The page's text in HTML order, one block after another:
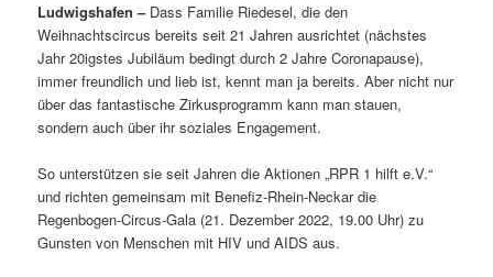
Ludwigshafen – Dass Familie Riedesel, die den
Weihnachtscircus bereits seit 21 Jahren ausrichtet (nächstes
Jahr 20igstes Jubiläum bedingt durch 2 Jahre Coronapause),
immer freundlich und lieb ist, kennt man ja bereits. Aber nicht nur
über das fantastische Zirkusprogramm kann man stauen,
sondern auch über ihr soziales Engagement.
So unterstützen sie seit Jahren die Aktionen „RPR 1 hilft e.V.“
und richten gemeinsam mit Benefiz-Rhein-Neckar die
Regenbogen-Circus-Gala (21. Dezember 2022, 19.00 Uhr) zu
Gunsten von Menschen mit HIV und AIDS aus.